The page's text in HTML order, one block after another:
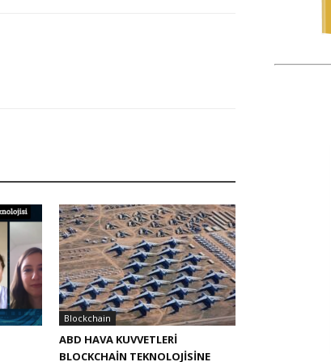
Blockchain
ABD HAVA KUVVETLERI
BLOCKCHAIN TEKNOLOJISINE